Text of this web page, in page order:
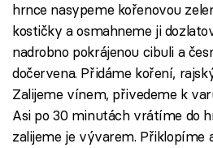
hrnce nasypeme kořenovou
kostičky a osmahneme ji
nadrobno pokrájenou cibuli a
dočervena. Přidáme koření,
Zalijeme vínem, přivedeme k
Asi po 30 minutách vrátíme do
zalijeme je vývarem. Přiklopíme